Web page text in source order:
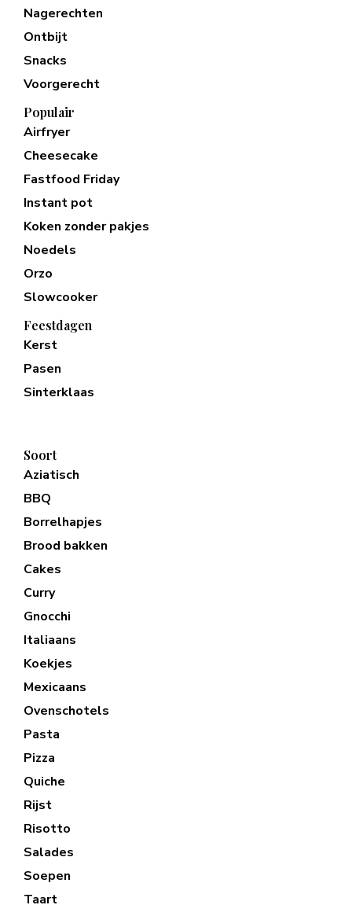
Nagerechten
Ontbijt
Snacks
Voorgerecht
Populair
Airfryer
Cheesecake
Fastfood Friday
Instant pot
Koken zonder pakjes
Noedels
Orzo
Slowcooker
Feestdagen
Kerst
Pasen
Sinterklaas
Soort
Aziatisch
BBQ
Borrelhapjes
Brood bakken
Cakes
Curry
Gnocchi
Italiaans
Koekjes
Mexicaans
Ovenschotels
Pasta
Pizza
Quiche
Rijst
Risotto
Salades
Soepen
Taart